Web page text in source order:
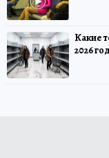
Какие
2026